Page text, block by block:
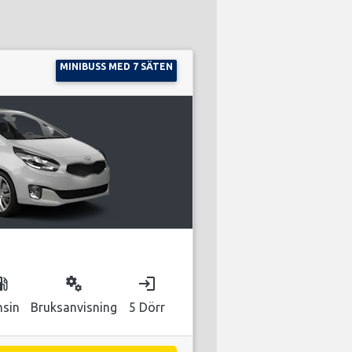
MINIBUSS MED 7 SÄTEN
miscellaneous_services
Bruksanvisning
login
5 Dörr